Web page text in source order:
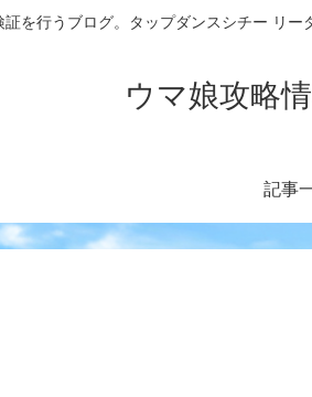
を行うブログ。タップダンスシチー リ
ウマ娘攻略
記事